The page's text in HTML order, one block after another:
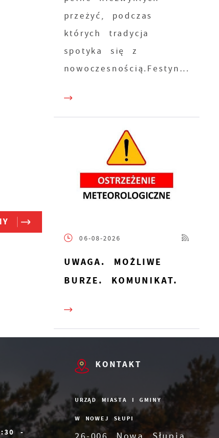
przeżyć, podczas
których tradycja
spotyka się z
nowoczesnością.Festyn...
06-08-2026
UWAGA. MOŻLIWE
BURZE. KOMUNIKAT.
-
KONTAKT
URZĄD MIASTA I GMINY
W NOWEJ SŁUPI